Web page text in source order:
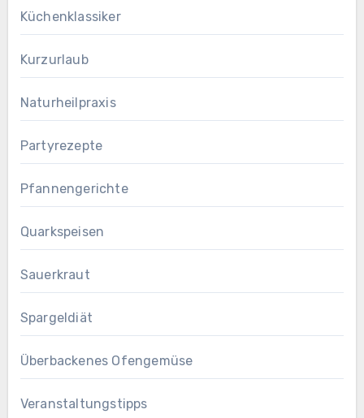
Küchenklassiker
Kurzurlaub
Naturheilpraxis
Partyrezepte
Pfannengerichte
Quarkspeisen
Sauerkraut
Spargeldiät
Überbackenes Ofengemüse
Veranstaltungstipps